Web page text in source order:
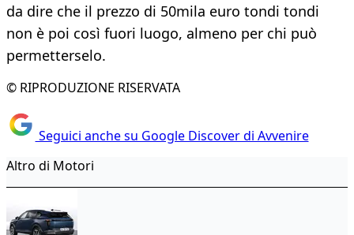
da dire che il prezzo di 50mila euro tondi tondi
non è poi così fuori luogo, almeno per chi può
permetterselo.
© RIPRODUZIONE RISERVATA
Seguici anche su Google Discover di Avvenire
Altro di Motori